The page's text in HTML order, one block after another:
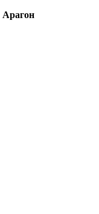
Арагон